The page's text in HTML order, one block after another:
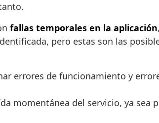
fallas temporales en la aplicación
pero estas son las
errores de funcionamiento y
momentánea del servicio, ya sea